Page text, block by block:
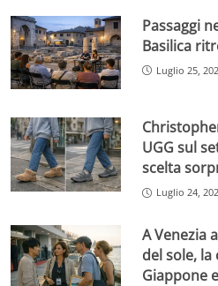
Passaggi
Basilica
Luglio 25,
UGG sul
scelta
Luglio 24,
A Venezia
del sole,
Giappone